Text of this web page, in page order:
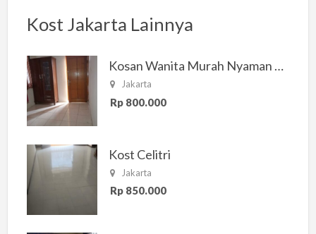
Kost Jakarta Lainnya
Kosan Wanita Murah Nyaman di Jakarta Selatan
Jakarta
Rp 800.000
Kost Celitri
Jakarta
Rp 850.000